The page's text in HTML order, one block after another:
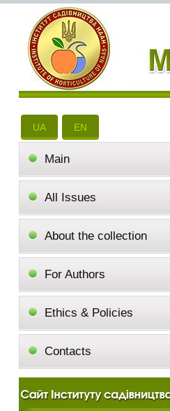
UA EN
Main
All Issues
About the collection
For Authors
Ethics & Policies
Contacts